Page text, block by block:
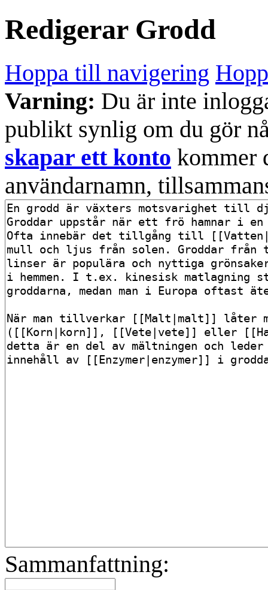
Redigerar Grodd
Hoppa till navigering
Varning: Du är inte
publikt synlig om du gör
skapar ett konto kommer
användarnamn,
Sammanfattning: